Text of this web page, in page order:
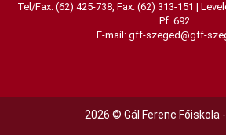
Tel/Fax: (62) 425-738, Fax: (62) 313-151 |
Pf. 692.
E-mail: gff-szeged@gff-
2026 © Gál Ferenc Főiskola